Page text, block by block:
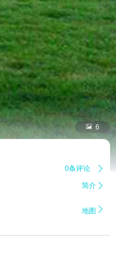
 6
0条评论 
简介 
地图 